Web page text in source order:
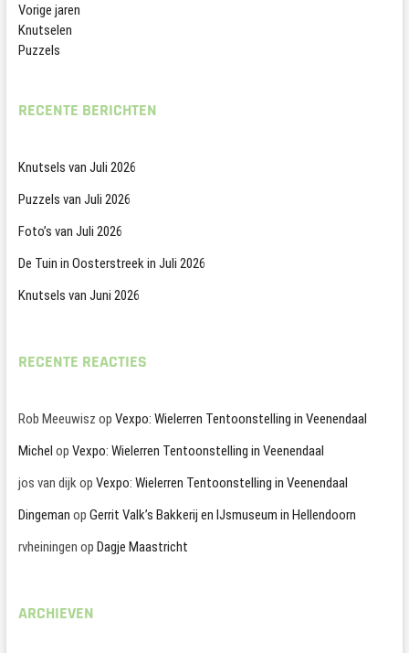
Vorige jaren
Knutselen
Puzzels
RECENTE BERICHTEN
Knutsels van Juli 2026
Puzzels van Juli 2026
Foto’s van Juli 2026
De Tuin in Oosterstreek in Juli 2026
Knutsels van Juni 2026
RECENTE REACTIES
Rob Meeuwisz op Vexpo: Wielerren Tentoonstelling in Veenendaal
Michel op Vexpo: Wielerren Tentoonstelling in Veenendaal
jos van dijk op Vexpo: Wielerren Tentoonstelling in Veenendaal
Dingeman op Gerrit Valk’s Bakkerij en IJsmuseum in Hellendoorn
rvheiningen op Dagje Maastricht
ARCHIEVEN